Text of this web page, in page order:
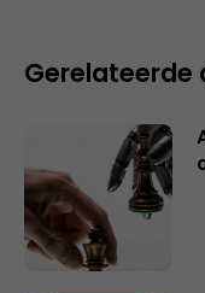
Gerelateerde